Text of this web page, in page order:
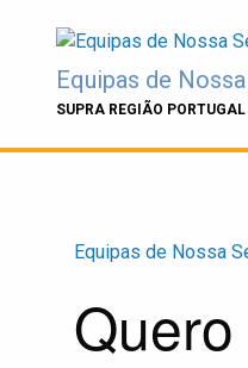
contentEquipas de
SUPRA REGIÃO PORTUGAL
Equipas de Nossa